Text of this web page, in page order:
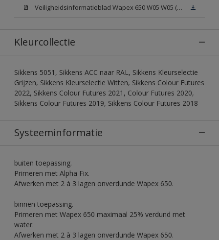
Veiligheidsinformatieblad Wapex 650 W05 W05 (MSDS)
Kleurcollectie
Sikkens 5051, Sikkens ACC naar RAL, Sikkens Kleurselectie
Grijzen, Sikkens Kleurselectie Witten, Sikkens Colour Futures
2022, Sikkens Colour Futures 2021, Colour Futures 2020,
Sikkens Colour Futures 2019, Sikkens Colour Futures 2018
Systeeminformatie
buiten toepassing.
Primeren met Alpha Fix.
Afwerken met 2 à 3 lagen onverdunde Wapex 650.
binnen toepassing.
Primeren met Wapex 650 maximaal 25% verdund met
water.
Afwerken met 2 à 3 lagen onverdunde Wapex 650.